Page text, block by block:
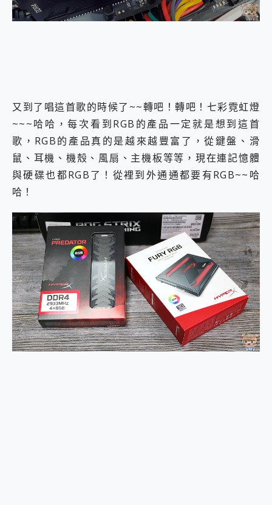
寶可夢飛人外掛iToolab AnyGo全新升級，GO Fest 五折優惠嗨翻天！支援 iOS/Android！
百倍變焦實測~ vivo X200 Pro 與 S25 Ultra 誰能滿足全場景拍攝需求？
iPhone、Apple Watch、AirPods耳機 三個設備充電一起搞定 ONPRO MagReact™ M3 3 in 1可攜摺疊無線充電器 開箱 評測
動靜皆宜「HUAWEI FreeArc」開放式耳掛耳機，無感配戴! 超穩超服貼，音質、通話也很優質
好玩好拍 vivo V50 ~ 口袋裡的 Zeiss 潮流攝影棚!
25種洗烘模式一機搞定! Roborock 衣莉莎白 H1 Neo分子篩洗脫烘 AI 滾筒洗衣機
給 MSI Claw 系列電競掌機 最完美的家 MSI Nest Docking Station 掌機專屬擴充底座 開箱 評測
EaseUS Vocal Remover 免費線上去聲器一鍵去除人聲 人聲 音樂分離 2024 消除人聲推薦
3 個超值 MHN 飛人工具分享~~ iToolab AnyGo 魔物獵人 Now飛人 ios教學 不出門也可以到處走
Locawhere AnyTo 寶可夢飛人 AnyTo 不出門也可以飛遍全世界
97.3% 恢復率，資料救援就是這麼簡單 EaseUS Data Recovery Wizard Free 18.0.0 業界最好的資料救援軟體
磁碟系統大風吹 有了 磁碟管理程式 EaseUS Partition Master 就是這麼簡單
全新 SONY Xperia 1 VI 開箱! 相機實測! 長焦覆蓋更遠更清晰、2日長續航、頂尖影音娛樂效能~
Xiaomi 14 Ultra 開箱 評測~ 有深度的 Leica 影像旗艦手機! 加碼小旗艦 Xiaomi 14 開箱 評測
vivo TWS 3e 真無線藍牙耳機智慧降噪升級、音質明亮溫潤，並支援雙設備連接~
MSI Claw 掌機專屬配件包 來囉 完美保護 MSI Claw A1M-026TW 電競掌機
人像旗艦 vivo V30 系列 開箱 評測! 首搭蔡司光學鏡頭、攝影棚級柔光環、拍攝功能最好玩的美拍神機 vivo V30 Pro
又到了唱這首歌的時候了~~轉吧！轉吧！七彩霓虹燈
~~~哈哈，每次看到RGB的產品一定就是想到這首
歌，RGB的產品真的是越來越豐富了，從鍵盤、滑
鼠、耳機、機殼、風扇、主機板等等，現在連記憶體
與硬碟也都RGB了！從裡到外通通都要有RGB~~哈
哈！